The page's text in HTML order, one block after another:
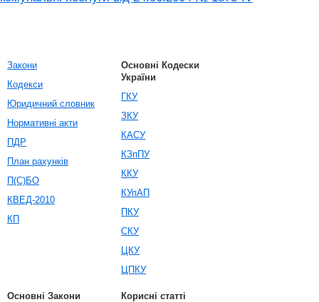
Закони
Кодекси
Юридичний словник
Нормативні акти
ПДР
План рахунків
П(С)БО
КВЕД-2010
КП
Основні Кодески
України
ГКУ
ЗКУ
КАСУ
КЗпПУ
ККУ
КУпАП
ПКУ
СКУ
ЦКУ
ЦПКУ
Основні Закони
Корисні статті